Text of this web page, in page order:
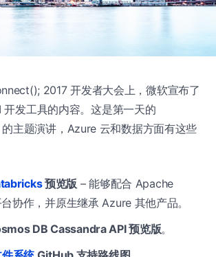
2017 开发者大会上，微软宣布了
发工具的内容。这是第一天的
主题演讲，Azure 云和数据方面有这些
预览版 – 能够配合 Apache
协作，并原生继承 Azure 其他产品。
DB Cassandra API 预览版。